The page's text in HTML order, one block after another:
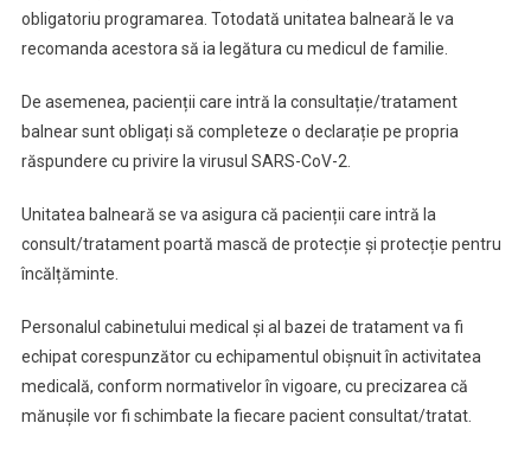
obligatoriu programarea. Totodată unitatea balneară le va
recomanda acestora să ia legătura cu medicul de familie.
De asemenea, pacienții care intră la consultație/tratament
balnear sunt obligați să completeze o declarație pe propria
răspundere cu privire la virusul SARS-CoV-2.
Unitatea balneară se va asigura că pacienții care intră la
consult/tratament poartă mască de protecție și protecție pentru
încălțăminte.
Personalul cabinetului medical și al bazei de tratament va fi
echipat corespunzător cu echipamentul obișnuit în activitatea
medicală, conform normativelor în vigoare, cu precizarea că
mănușile vor fi schimbate la fiecare pacient consultat/tratat.